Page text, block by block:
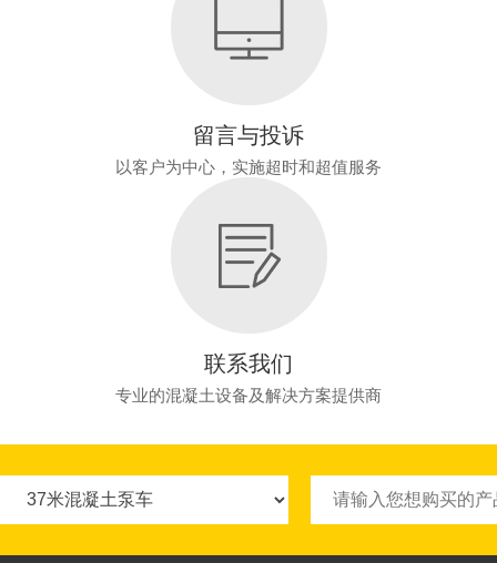
留言与投诉
以客户为中心，实施超时和超值服务
联系我们
专业的混凝土设备及解决方案提供商